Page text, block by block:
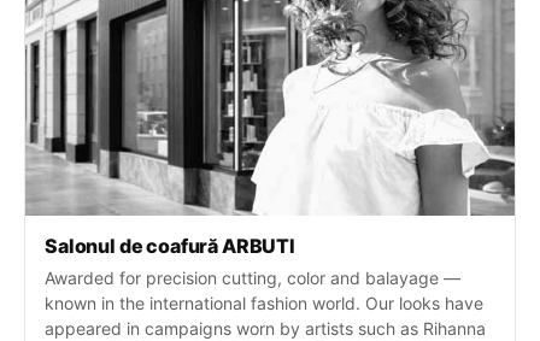
Salonul de coafură ARBUTI
Awarded for precision cutting, color and balayage —
known in the international fashion world. Our looks have
appeared in campaigns worn by artists such as Rihanna